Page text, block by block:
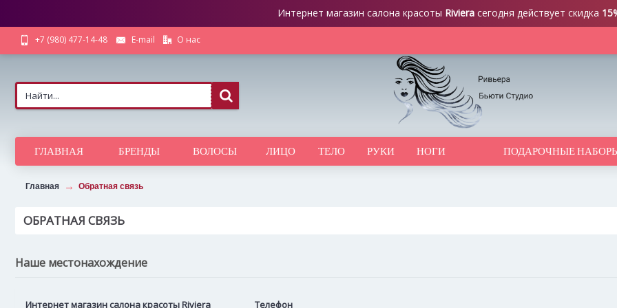
Интернет магазин салона красоты Rivieraсегодня действует скидка
+7 (980) 477-14-48 E-mail О нас
ГЛАВНАЯ БРЕНДЫ ВОЛОСЫ ЛИЦО ТЕЛО РУКИ НОГИ ПОДАРОЧНЫЕ
Главная Обратная связь
ОБРАТНАЯ СВЯЗЬ
Наше местонахождение
Интернет магазин салона красоты Riviera
Телефон